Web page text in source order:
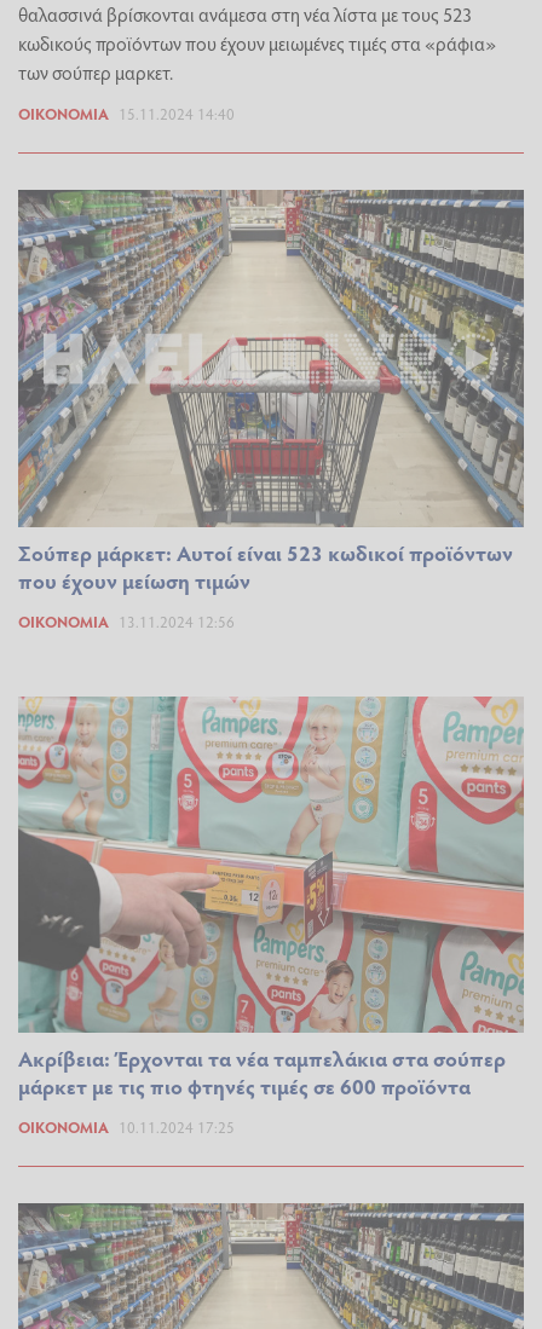
θαλασσινά βρίσκονται ανάμεσα στη νέα λίστα με τους 523
κωδικούς προϊόντων που έχουν μειωμένες τιμές στα «ράφια»
των σούπερ μαρκετ.
ΟΙΚΟΝΟΜΊΑ 15.11.2024 14:40
Σούπερ μάρκετ: Αυτοί είναι 523 κωδικοί προϊόντων
που έχουν μείωση τιμών
ΟΙΚΟΝΟΜΊΑ 13.11.2024 12:56
Ακρίβεια: Έρχονται τα νέα ταμπελάκια στα σούπερ
μάρκετ με τις πιο φτηνές τιμές σε 600 προϊόντα
ΟΙΚΟΝΟΜΊΑ 10.11.2024 17:25